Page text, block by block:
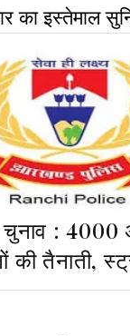
का इस्तेमाल
अतिरिक्त
की तैनाती,
पैनी नजर